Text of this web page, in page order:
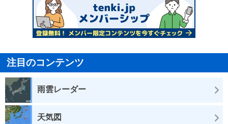
注目のコンテンツ
雨雲レーダー
天気図